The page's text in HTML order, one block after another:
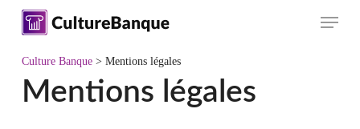
Skip
main
content
Menu
Culture Banque> Mentions légales
Mentions légales